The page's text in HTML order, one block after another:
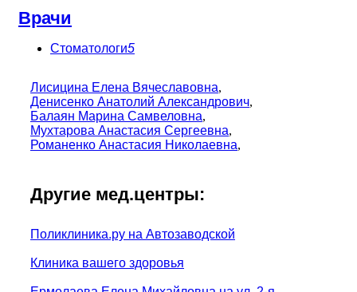
Врачи
Стоматологи5
Лисицина Елена Вячеславовна,
Денисенко Анатолий Александрович,
Балаян Марина Самвеловна,
Мухтарова Анастасия Сергеевна,
Романенко Анастасия Николаевна,
Другие мед.центры:
Поликлиника.ру на Автозаводской
Клиника вашего здоровья